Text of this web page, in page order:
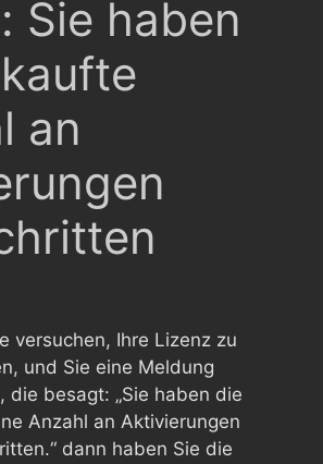
Sie haben
an
versuchen, Ihre Lizenz zu
und Sie eine Meldung
die besagt: „Sie haben die
Anzahl an Aktivierungen
dann haben Sie die